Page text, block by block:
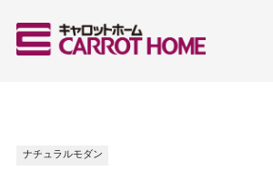
ナチュラルモダン